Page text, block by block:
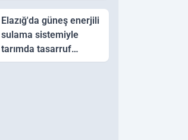
Elazığ'da güneş enerjili
sulama sistemiyle
tarımda tasarruf
hedefi